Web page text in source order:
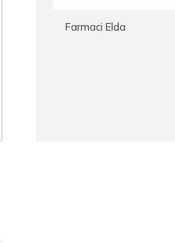
Farmaci Elda